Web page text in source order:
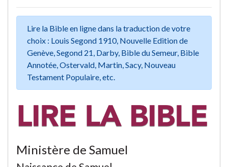
Lire la Bible en ligne dans la traduction de votre
choix : Louis Segond 1910, Nouvelle Edition de
Genève, Segond 21, Darby, Bible du Semeur, Bible
Annotée, Ostervald, Martin, Sacy, Nouveau
Testament Populaire, etc.
Ministère de Samuel